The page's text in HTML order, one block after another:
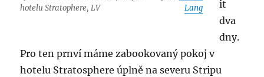
hotelu Stratophere, LV
Lang
it
dva
dny.
Pro ten prnví máme zabookovaný pokoj v
hotelu Stratosphere úplně na severu Stripu